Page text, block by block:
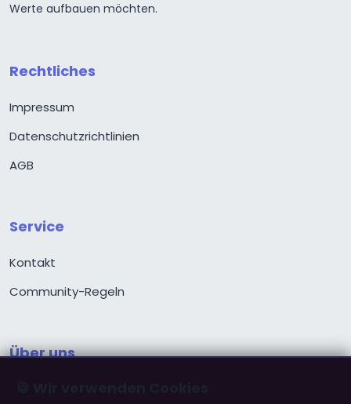
Werte aufbauen möchten.
Rechtliches
Impressum
Datenschutzrichtlinien
AGB
Service
Kontakt
Community-Regeln
Über uns